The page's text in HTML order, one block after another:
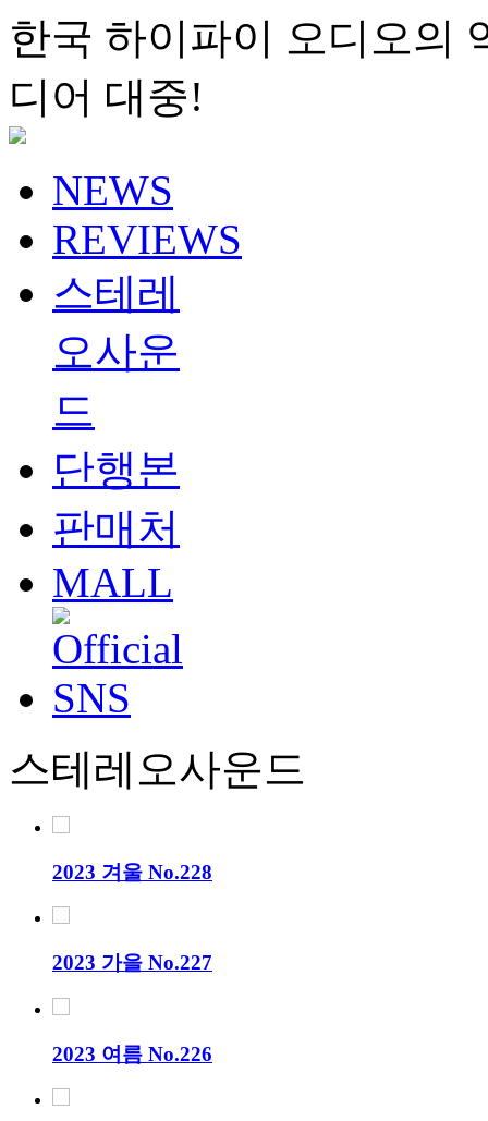
한국 하이파이 오디오의
디어 대중!
NEWS
REVIEWS
스테레
오사운
드
단행본
판매처
MALL
스테레오사운드
2023 겨울 No.228
2023 가을 No.227
2023 여름 No.226